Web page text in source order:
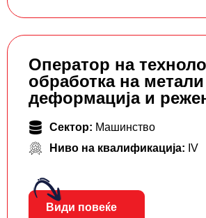
Оператор на
обработка на
деформација и
Сектор: Машинство
Ниво на квалификација: IV
Види повеќе